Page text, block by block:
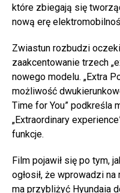
które zbiegają się
nową erę
Zwiastun rozbudzi
zaakcentowanie trzech
nowego modelu. „Extra
możliwość
Time for You” podkreśla
„Extraordinary
funkcje.
Film pojawił się po tym,
ogłosił, że wprowadzi
ma przybliżyć Hyundaia